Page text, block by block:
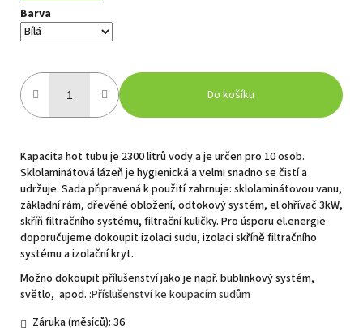
Barva
Do košíku
Kapacita hot tubu je 2300 litrů vody a je určen pro 10 osob.
Sklolaminátová lázeň je hygienická a velmi snadno se čistí a
udržuje. Sada připravená k použití zahrnuje: sklolaminátovou vanu,
základní rám, dřevěné obložení, odtokový systém, el.ohřívač 3kW,
skříň filtračního systému, filtrační kuličky. Pro úsporu el.energie
doporučujeme dokoupit izolaci sudu, izolaci skříně filtračního
systému a izolační kryt.
Možno dokoupit přílušenství jako je např. bublinkový systém,
světlo, apod. :Příslušenství ke koupacím sudům
Záruka (měsíců): 36